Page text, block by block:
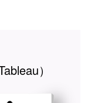
）